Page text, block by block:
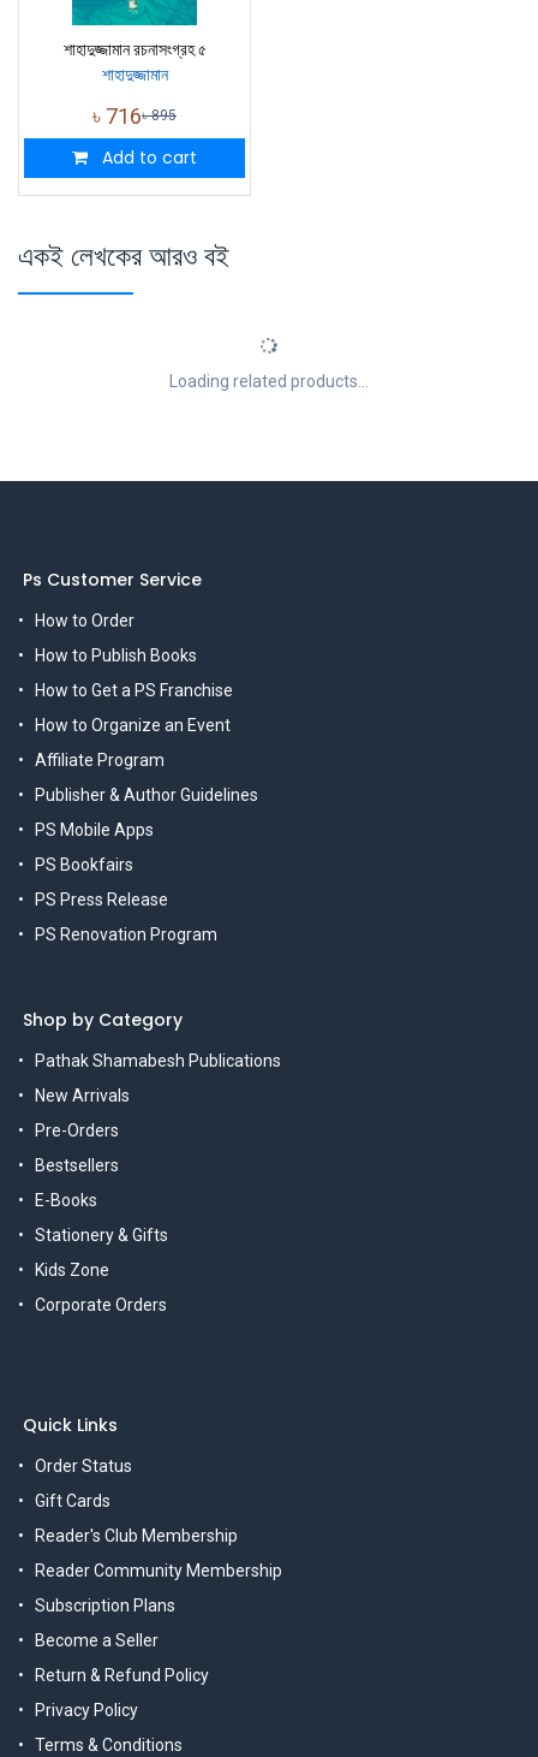
শাহাদুজ্জামান রচনাসংগ্রহ ৫
শাহাদুজ্জামান
৳ 716৳895
Add to cart
একই লেখকের আরও বই
Loading related products...
Ps Customer Service
How to Order
How to Publish Books
How to Get a PS Franchise
How to Organize an Event
Affiliate Program
Publisher & Author Guidelines
PS Mobile Apps
PS Bookfairs
PS Press Release
PS Renovation Program
Shop by Category
Pathak Shamabesh Publications
New Arrivals
Pre-Orders
Bestsellers
E-Books
Stationery & Gifts
Kids Zone
Corporate Orders
Quick Links
Order Status
Gift Cards
Reader's Club Membership
Reader Community Membership
Subscription Plans
Become a Seller
Return & Refund Policy
Privacy Policy
Terms & Conditions